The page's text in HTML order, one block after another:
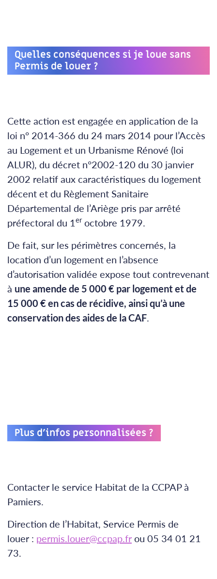
Quelles conséquences si je loue sans
Permis de louer ?
Cette action est engagée en application de la
loi n° 2014-366 du 24 mars 2014 pour l’Accès
au Logement et un Urbanisme Rénové (loi
ALUR), du décret n°2002-120 du 30 janvier
2002 relatif aux caractéristiques du logement
décent et du Règlement Sanitaire
Départemental de l’Ariège pris par arrêté
préfectoral du 1 eroctobre 1979.
De fait, sur les périmètres concernés, la
location d’un logement en l’absence
d’autorisation validée expose tout contrevenant
à une amende de 5 000 € par logement et de
15 000 € en cas de récidive, ainsi qu’à une
conservation des aides de la CAF
Plus d’infos personnalisées ?
Contacter le service Habitat de la CCPAP à
Pamiers.
Direction de l’Habitat, Service Permis de
louer : permis.louer@ccpap.fr ou 05 34 01 21
73.